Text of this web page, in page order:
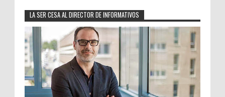
LA SER CESA AL DIRECTOR DE INFORMATIVOS